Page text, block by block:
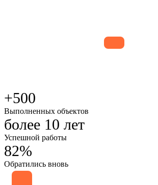
+500
Выполненных объектов
более 10 лет
Успешной работы
82%
Обратились вновь